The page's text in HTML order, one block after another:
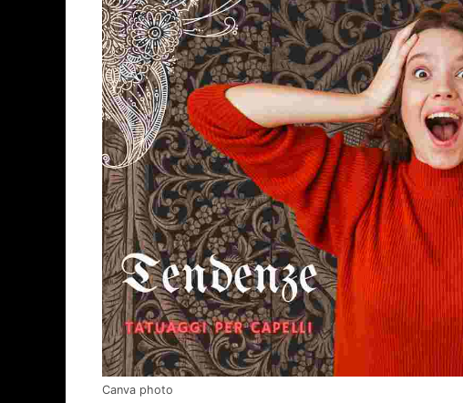
Canva photo